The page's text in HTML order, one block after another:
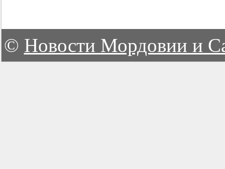
© Новости Мордовии и